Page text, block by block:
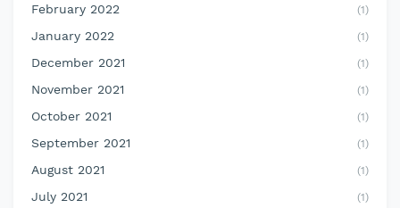
February 2022 (1)
January 2022 (1)
December 2021 (1)
November 2021 (1)
October 2021 (1)
September 2021 (1)
August 2021 (1)
July 2021 (1)